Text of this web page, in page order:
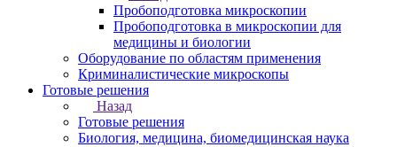
Пробоподготовка микроскопии
Пробоподготовка в микроскопии для
медицины и биологии
Оборудование по областям применения
Криминалистические микроскопы
Готовые решения
Назад
Готовые решения
Биология, медицина, биомедицинская наука